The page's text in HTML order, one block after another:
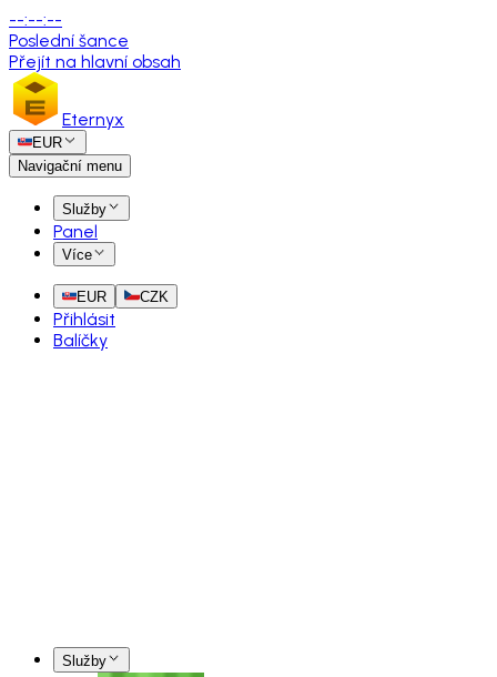
--:--:--
Poslední šance
Přejít na hlavní obsah
Eternyx
EUR
Navigační menu
Služby
Panel
Více
EUR CZK
Přihlásit
Balíčky
Služby